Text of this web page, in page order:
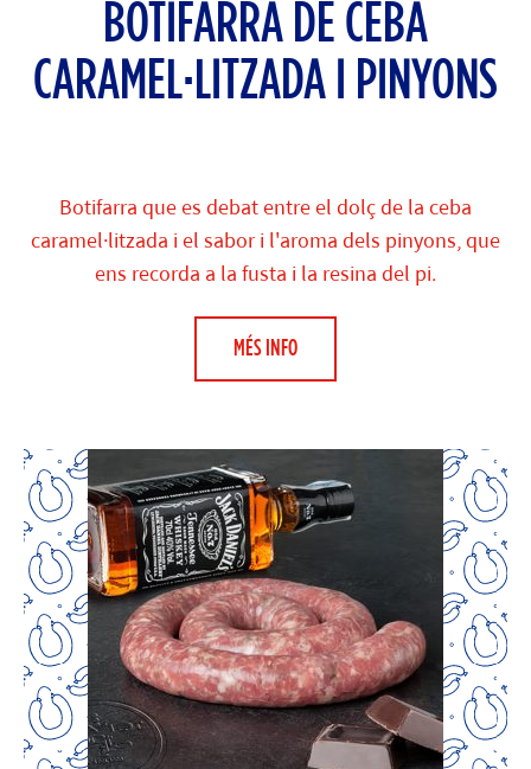
BOTIFARRA DE CEBA
CARAMEL·LITZADA I PINYONS
Botifarra que es debat entre el dolç de la ceba
caramel·litzada i el sabor i l'aroma dels pinyons, que
ens recorda a la fusta i la resina del pi.
MÉS INFO